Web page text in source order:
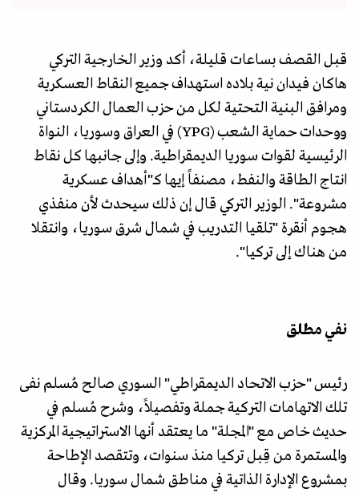
قبل القصف بساعات قليلة، أكد وزير الخارجية التركي
هاكان فيدان نية بلاده استهداف جميع النقاط العسكرية
ومرافق البنية التحتية لكل من حزب العمال الكردستاني
ووحدات حماية الشعب (YPG) في العراق وسوريا، النواة
الرئيسية لقوات سوريا الديمقراطية. وإلى جانبها كل نقاط
انتاج الطاقة والنفط، مصنفاً إيها كـ"أهداف عسكرية
مشروعة". الوزير التركي قال إن ذلك سيحدث لأن منفذي
هجوم أنقرة "تلقيا التدريب في شمال شرق سوريا، وانتقلا
من هناك إلى تركيا".
نفي مطلق
رئيس "حزب الاتحاد الديمقراطي" السوري صالح مُسلم نفى
تلك الاتهامات التركية جملة وتفصيلاً، وشرح مُسلم في
حديث خاص مع "المجلة" ما يعتقد أنها الاستراتيجية المركزية
والمستمرة من قِبل تركيا منذ سنوات، وتتقصد الإطاحة
بمشروع الإدارة الذاتية في مناطق شمال سوريا. وقال